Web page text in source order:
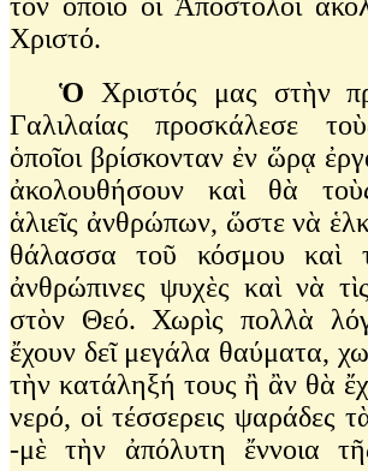
Χριστό.
Ὁ Χριστός μας στὴν
Γαλιλαίας προσκάλεσε
ὁποῖοι βρίσκονταν ἐν ὥρᾳ
ἀκολουθήσουν καὶ θὰ
ἁλιεῖς ἀνθρώπων, ὥστε νὰ
θάλασσα τοῦ κόσμου καὶ
ἀνθρώπινες ψυχὲς καὶ νὰ
στὸν Θεό. Χωρὶς πολλὰ
ἔχουν δεῖ μεγάλα θαύματα,
τὴν κατάληξή τους ἢ ἂν θὰ
νερό, οἱ τέσσερεις ψαράδες
-μὲ τὴν ἀπόλυτη ἔννοια